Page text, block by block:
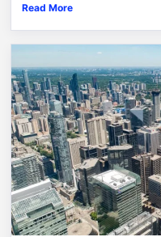
Read More